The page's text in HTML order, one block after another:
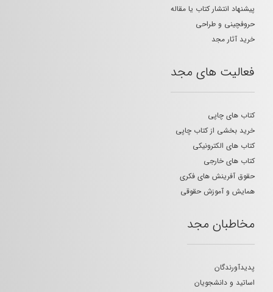
پیشنهاد انتشار کتاب یا مقاله
حروفچینی و طراحی
خرید آثار مجد
فعالیت های مجد
کتاب های چاپی
خرید بخشی از کتاب چاپی
کتاب های الکترونیکی
کتاب های خارجی
حقوق آفرینش های فکری
همایش و آموزش حقوقی
مخاطبان مجد
پدیدآورندگان
اساتید و دانشجویان